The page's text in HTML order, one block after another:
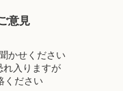
意見
かせください
れ入りますが
ください